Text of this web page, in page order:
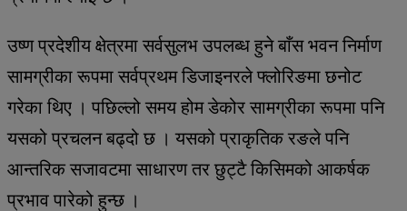
उष्ण प्रदेशीय क्षेत्रमा सर्वसुलभ उपलब्ध हुने बाँस भवन निर्माण
सामग्रीका रूपमा सर्वप्रथम डिजाइनरले फ्लोरिङमा छनोट
गरेका थिए । पछिल्लो समय होम डेकोर सामग्रीका रूपमा पनि
यसको प्रचलन बढ्दो छ । यसको प्राकृतिक रङले पनि
आन्तरिक सजावटमा साधारण तर छुट्टै किसिमको आकर्षक
प्रभाव पारेको हुन्छ ।